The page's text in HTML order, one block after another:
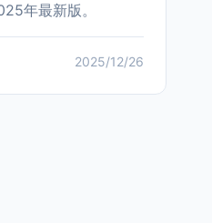
年最新版。
2025/12/26